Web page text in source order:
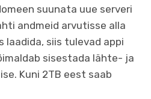
suunata uue serveri
andmeid arvutisse alla
laadida, siis tulevad appi
sisestada lähte- ja
Kuni 2TB eest saab